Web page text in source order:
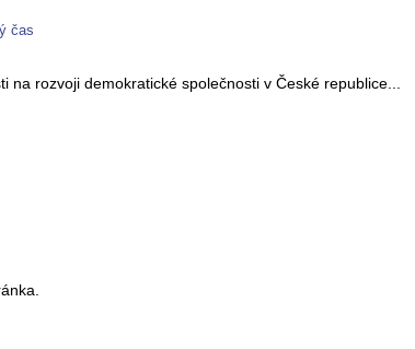
čas
na rozvoji demokratické společnosti v České republice...